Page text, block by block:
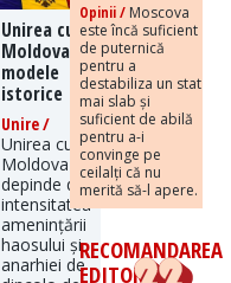
Unirea cu
Moldova:
modele
istorice
Unire /
Unirea cu
Moldova
depinde de
intensitatea
amenințării
haosului și
anarhiei de
Opinii / Moscova
este încă suficient
de puternică
pentru a
destabiliza un stat
mai slab și
suficient de abilă
pentru a-i
convinge pe
ceilalți că nu
merită să-l apere.
RECOMANDAREA
EDITORILOR